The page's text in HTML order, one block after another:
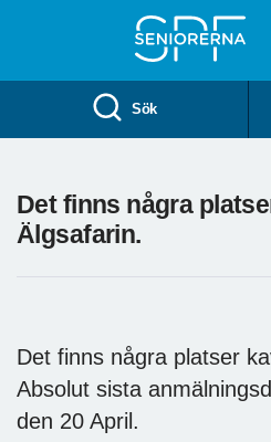
Sök
Det finns några
Älgsafarin.
Det finns några platser
Absolut sista
den 20 April.